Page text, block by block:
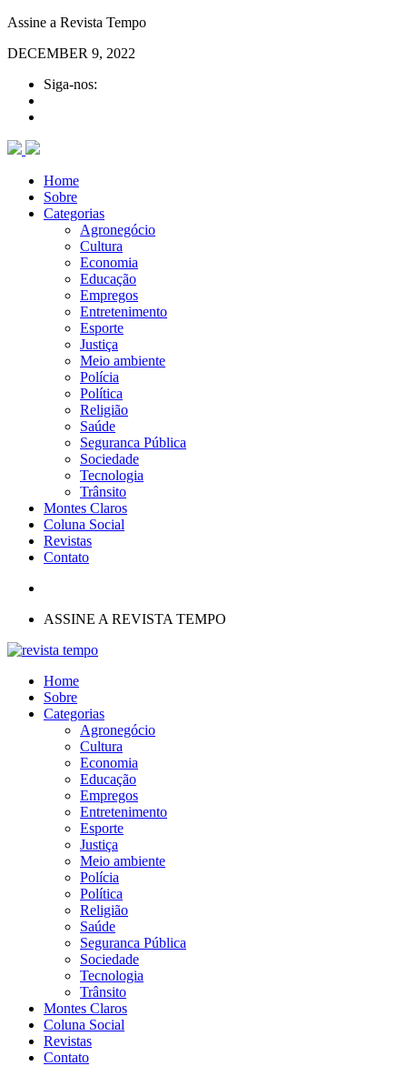
Assine a Revista Tempo
DECEMBER 9, 2022
Siga-nos:
Home
Sobre
Categorias
Agronegócio
Cultura
Economia
Educação
Empregos
Entretenimento
Esporte
Justiça
Meio ambiente
Polícia
Política
Religião
Saúde
Seguranca Pública
Sociedade
Tecnologia
Trânsito
Montes Claros
Coluna Social
Revistas
Contato
ASSINE A REVISTA TEMPO
Home
Sobre
Categorias
Agronegócio
Cultura
Economia
Educação
Empregos
Entretenimento
Esporte
Justiça
Meio ambiente
Polícia
Política
Religião
Saúde
Seguranca Pública
Sociedade
Tecnologia
Trânsito
Montes Claros
Coluna Social
Revistas
Contato